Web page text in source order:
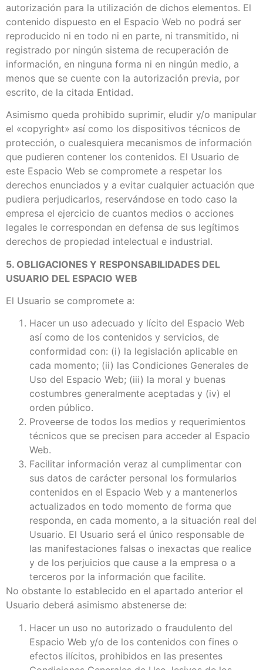
autorización para la utilización de dichos elementos. El
contenido dispuesto en el Espacio Web no podrá ser
reproducido ni en todo ni en parte, ni transmitido, ni
registrado por ningún sistema de recuperación de
información, en ninguna forma ni en ningún medio, a
menos que se cuente con la autorización previa, por
escrito, de la citada Entidad.
Asimismo queda prohibido suprimir, eludir y/o manipular
el «copyright» así como los dispositivos técnicos de
protección, o cualesquiera mecanismos de información
que pudieren contener los contenidos. El Usuario de
este Espacio Web se compromete a respetar los
derechos enunciados y a evitar cualquier actuación que
pudiera perjudicarlos, reservándose en todo caso la
empresa el ejercicio de cuantos medios o acciones
legales le correspondan en defensa de sus legítimos
derechos de propiedad intelectual e industrial.
5. OBLIGACIONES Y RESPONSABILIDADES DEL
USUARIO DEL ESPACIO WEB
El Usuario se compromete a:
Hacer un uso adecuado y lícito del Espacio Web
así como de los contenidos y servicios, de
conformidad con: (i) la legislación aplicable en
cada momento; (ii) las Condiciones Generales de
Uso del Espacio Web; (iii) la moral y buenas
costumbres generalmente aceptadas y (iv) el
orden público.
Proveerse de todos los medios y requerimientos
técnicos que se precisen para acceder al Espacio
Web.
Facilitar información veraz al cumplimentar con
sus datos de carácter personal los formularios
contenidos en el Espacio Web y a mantenerlos
actualizados en todo momento de forma que
responda, en cada momento, a la situación real del
Usuario. El Usuario será el único responsable de
las manifestaciones falsas o inexactas que realice
y de los perjuicios que cause a la empresa o a
terceros por la información que facilite.
No obstante lo establecido en el apartado anterior el
Usuario deberá asimismo abstenerse de:
Hacer un uso no autorizado o fraudulento del
Espacio Web y/o de los contenidos con fines o
efectos ilícitos, prohibidos en las presentes